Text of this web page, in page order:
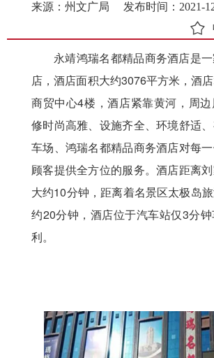
来源：州文广局
发布时间：2021-
永靖鸿瑞名都精品商务酒店是
店，酒店面积大约3076平方米，酒
商贸中心4楼，酒店紧靠黄河，周
修时尚高雅、设施齐全、环境舒适
车场、鸿瑞名都精品商务酒店对每
顾客提供全方位的服务。酒店距离
大约10分钟，距离着名景区太极岛
约20分钟，酒店位于汽车站仅3分
利。